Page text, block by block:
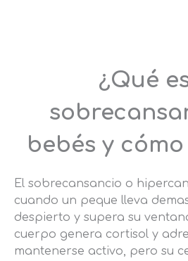
¿Qué
bebés y
El sobrecansancio o
cuando un peque lleva
despierto y supera su
cuerpo genera cortisol y
mantenerse activo, pero su